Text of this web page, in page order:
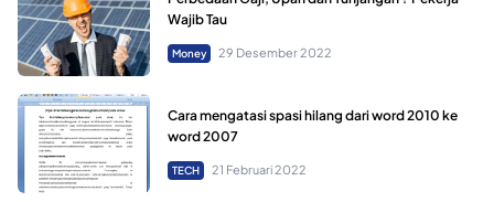
Wajib Tau
Money 29 Desember 2022
Cara mengatasi spasi hilang dari word 2010 ke
word 2007
TECH 21 Februari 2022